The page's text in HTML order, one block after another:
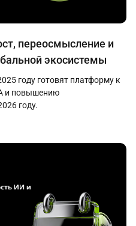
переосмысление и
экосистемы
году готовят платформу к
и повышению
году.